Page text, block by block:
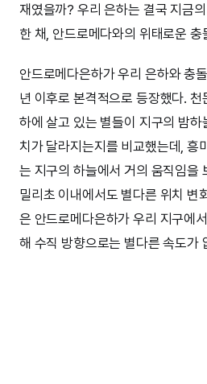
재였을까? 우리 은하는 결국 지금
한 채, 안드로메다와의 위태로운
안드로메다은하가 우리 은하와 충
년 이후로 본격적으로 등장했다.
하에 살고 있는 별들이 지구의 밤하
치가 달라지는지를 비교했는데, 흥
는 지구의 하늘에서 거의 움직임을
밀리초 이내에서도 별다른 위치 변
은 안드로메다은하가 우리 지구에
해 수직 방향으로는 별다른 속도가